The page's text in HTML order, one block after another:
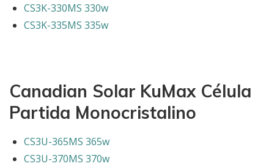
CS3K-330MS 330w
CS3K-335MS 335w
Canadian Solar KuMax Célula
Partida Monocristalino
CS3U-365MS 365w
CS3U-370MS 370w